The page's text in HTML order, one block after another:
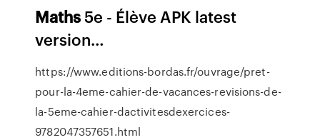
Maths5e - Élève APK latest
version…
https://www.editions-bordas.fr/ouvrage/pret-
pour-la-4eme-cahier-de-vacances-revisions-de-
la-5eme-cahier-dactivitesdexercices-
9782047357651.html